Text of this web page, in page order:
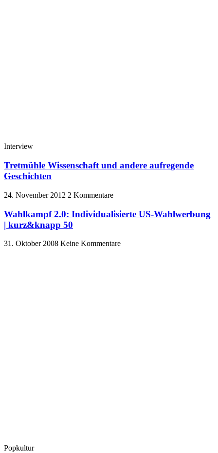
Interview
Tretmühle Wissenschaft und andere aufregende
Geschichten
24. November 2012 2 Kommentare
Wahlkampf 2.0: Individualisierte US-Wahlwerbung
| kurz&knapp 50
31. Oktober 2008 Keine Kommentare
Popkultur